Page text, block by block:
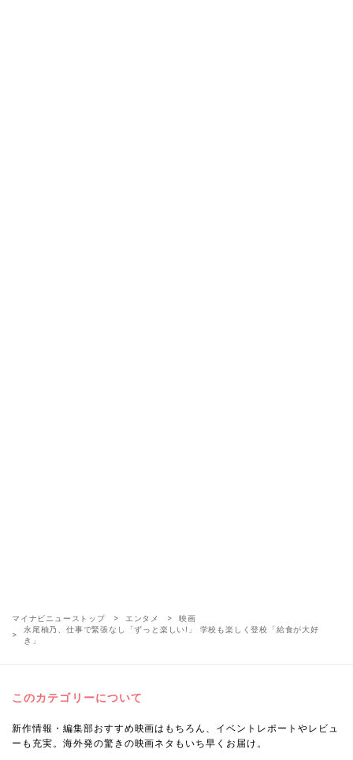
マイナビニューストップ エンタメ
映画
永尾柚乃、仕事で緊張なし「ずっと楽しい!」 学校も楽しく登校「給食が大好
き」
このカテゴリーについて
新作情報・編集部おすすめ映画はもちろん、イベントレポートやレビュ
ーも充実。海外発の驚きの映画ネタもいち早くお届け。